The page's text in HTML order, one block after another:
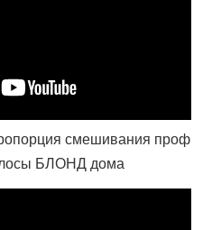
смешивания проф
БЛОНД дома